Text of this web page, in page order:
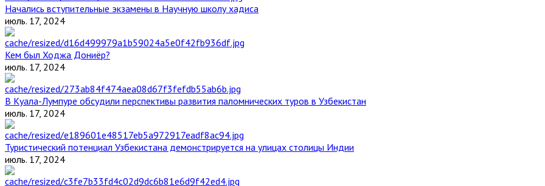
Начались вступительные экзамены в Научную школу хадиса
июль. 17, 2024
Кем был Ходжа Дониёр?
июль. 17, 2024
В Куала-Лумпуре обсудили перспективы развития паломнических туров в Узбекистан
июль. 17, 2024
Туристический потенциал Узбекистана демонстрируется на улицах столицы Индии
июль. 17, 2024